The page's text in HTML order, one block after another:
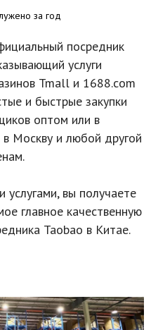
за год
посредник
услуги
Tmall и 1688.com
и быстрые закупки
оптом или в
в Москву и любой другой
вы получаете
главное качественную
Taobao в Китае.